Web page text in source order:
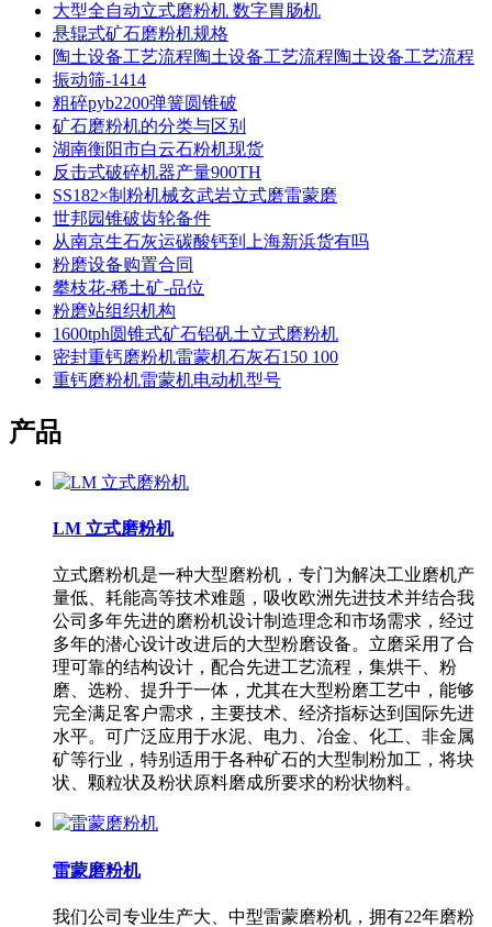
大型全自动立式磨粉机 数字胃肠机
悬辊式矿石磨粉机规格
陶土设备工艺流程陶土设备工艺流程陶土设备工艺流程
振动筛-1414
粗碎pyb2200弹簧圆锥破
矿石磨粉机的分类与区别
湖南衡阳市白云石粉机现货
反击式破碎机器产量900TH
SS182×制粉机械玄武岩立式磨雷蒙磨
世邦园锥破齿轮备件
从南京生石灰运碳酸钙到上海新浜货有吗
粉磨设备购置合同
攀枝花-稀土矿-品位
粉磨站组织机构
1600tph圆锥式矿石铝矾土立式磨粉机
密封重钙磨粉机雷蒙机石灰石150 100
重钙磨粉机雷蒙机电动机型号
产品
LM 立式磨粉机
立式磨粉机是一种大型磨粉机，专门为解决工业磨机产
量低、耗能高等技术难题，吸收欧洲先进技术并结合我
公司多年先进的磨粉机设计制造理念和市场需求，经过
多年的潜心设计改进后的大型粉磨设备。立磨采用了合
理可靠的结构设计，配合先进工艺流程，集烘干、粉
磨、选粉、提升于一体，尤其在大型粉磨工艺中，能够
完全满足客户需求，主要技术、经济指标达到国际先进
水平。可广泛应用于水泥、电力、冶金、化工、非金属
矿等行业，特别适用于各种矿石的大型制粉加工，将块
状、颗粒状及粉状原料磨成所要求的粉状物料。
雷蒙磨粉机
我们公司专业生产大、中型雷蒙磨粉机，拥有22年磨粉